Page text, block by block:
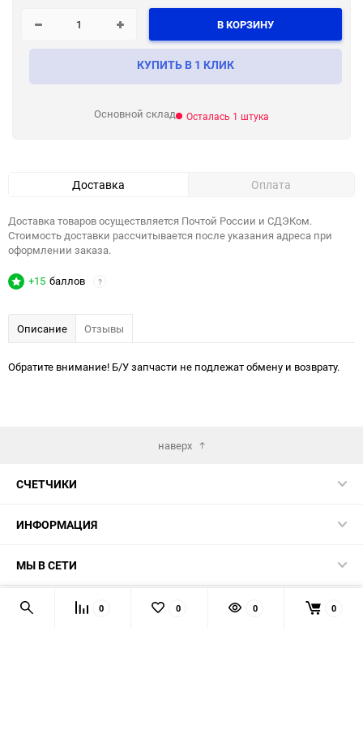
В КОРЗИНУ
КУПИТЬ В 1 КЛИК
Основной склад Осталась 1 штука
Доставка Оплата
Доставка товаров осуществляется Почтой России и СДЭКом.
Стоимость доставки рассчитывается после указания адреса при
оформлении заказа.
+15 баллов ?
Описание Отзывы
Обратите внимание! Б/У запчасти не подлежат обмену и возврату.
наверх
СЧЕТЧИКИ
ИНФОРМАЦИЯ
МЫ В СЕТИ
КОНТАКТЫ 0 0 0 0